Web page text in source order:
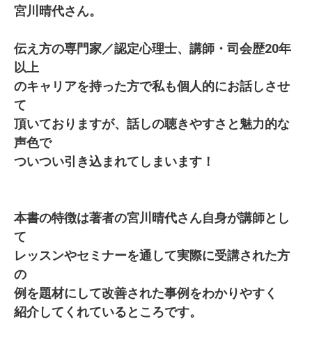
宮川晴代さん。
伝え方の専門家／認定心理士、講師・司会歴20年
以上
のキャリアを持った方で私も個人的にお話しさせ
て
頂いておりますが、話しの聴きやすさと魅力的な
声色で
ついつい引き込まれてしまいます！
本書の特徴は著者の宮川晴代さん自身が講師とし
て
レッスンやセミナーを通して実際に受講された方
の
例を題材にして改善された事例をわかりやすく
紹介してくれているところです。